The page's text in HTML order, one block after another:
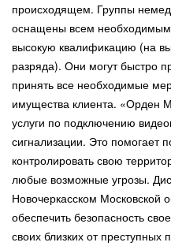
происходящем. Группы
оснащены всем
высокую квалификацию (на
разряда). Они могут быстро
принять все необходимые
имущества клиента. «Орден
услуги по подключению
сигнализации. Это помогает
контролировать свою
любые возможные угрозы.
Новочеркасском Московской
обеспечить безопасность
своих близких от преступных